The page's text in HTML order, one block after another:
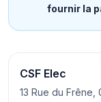
fournir la
CSF Elec
13 Rue du Frêne,